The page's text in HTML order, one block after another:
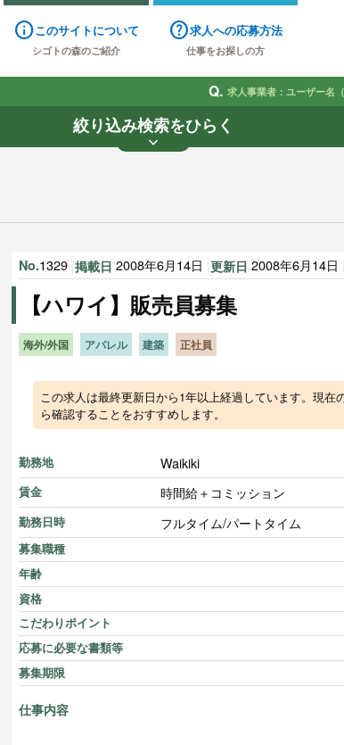
infoこのサイトについて
シゴトの森のご紹介
help求人への応募方法
仕事をお探しの方
Q. 求人事業者：ユーザー名
絞り込み検索をひらく
keyboard_arrow_down
業種 雇用形態 賃
No.1329 |掲載日 2008年6月14日 |更新日 2008年6月14日
【ハワイ】販売員募集
海外/外国 アパレル 建築 正社員
この求人は最終更新日から1年以上経過しています。現在
ら確認することをおすすめします。
勤務地 Waikiki
賃金 時間給＋コミッション
勤務日時 フルタイム/パートタイム
募集職種
年齢
資格
こだわりポイント
応募に必要な書類等
募集期限
仕事内容